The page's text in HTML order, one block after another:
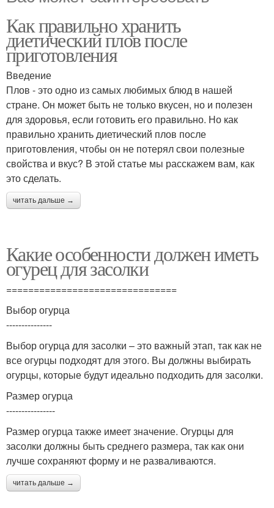
Как правильно хранить
диетический плов после
приготовления
Введение
Плов - это одно из самых любимых блюд в нашей
стране. Он может быть не только вкусен, но и полезен
для здоровья, если готовить его правильно. Но как
правильно хранить диетический плов после
приготовления, чтобы он не потерял свои полезные
свойства и вкус? В этой статье мы расскажем вам, как
это сделать.
читать дальше →
Какие особенности должен иметь
огурец для засолки
===============================
Выбор огурца
---------------
Выбор огурца для засолки – это важный этап, так как не
все огурцы подходят для этого. Вы должны выбирать
огурцы, которые будут идеально подходить для засолки.
Размер огурца
----------------
Размер огурца также имеет значение. Огурцы для
засолки должны быть среднего размера, так как они
лучше сохраняют форму и не разваливаются.
читать дальше →